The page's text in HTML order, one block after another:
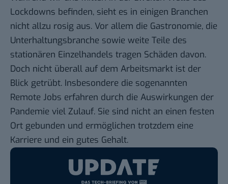
Lockdowns befinden, sieht es in einigen Branchen
nicht allzu rosig aus. Vor allem die Gastronomie, die
Unterhaltungsbranche sowie weite Teile des
stationären Einzelhandels tragen Schäden davon.
Doch nicht überall auf dem Arbeitsmarkt ist der
Blick getrübt. Insbesondere die sogenannten
Remote Jobs erfahren durch die Auswirkungen der
Pandemie viel Zulauf. Sie sind nicht an einen festen
Ort gebunden und ermöglichen trotzdem eine
Karriere und ein gutes Gehalt.